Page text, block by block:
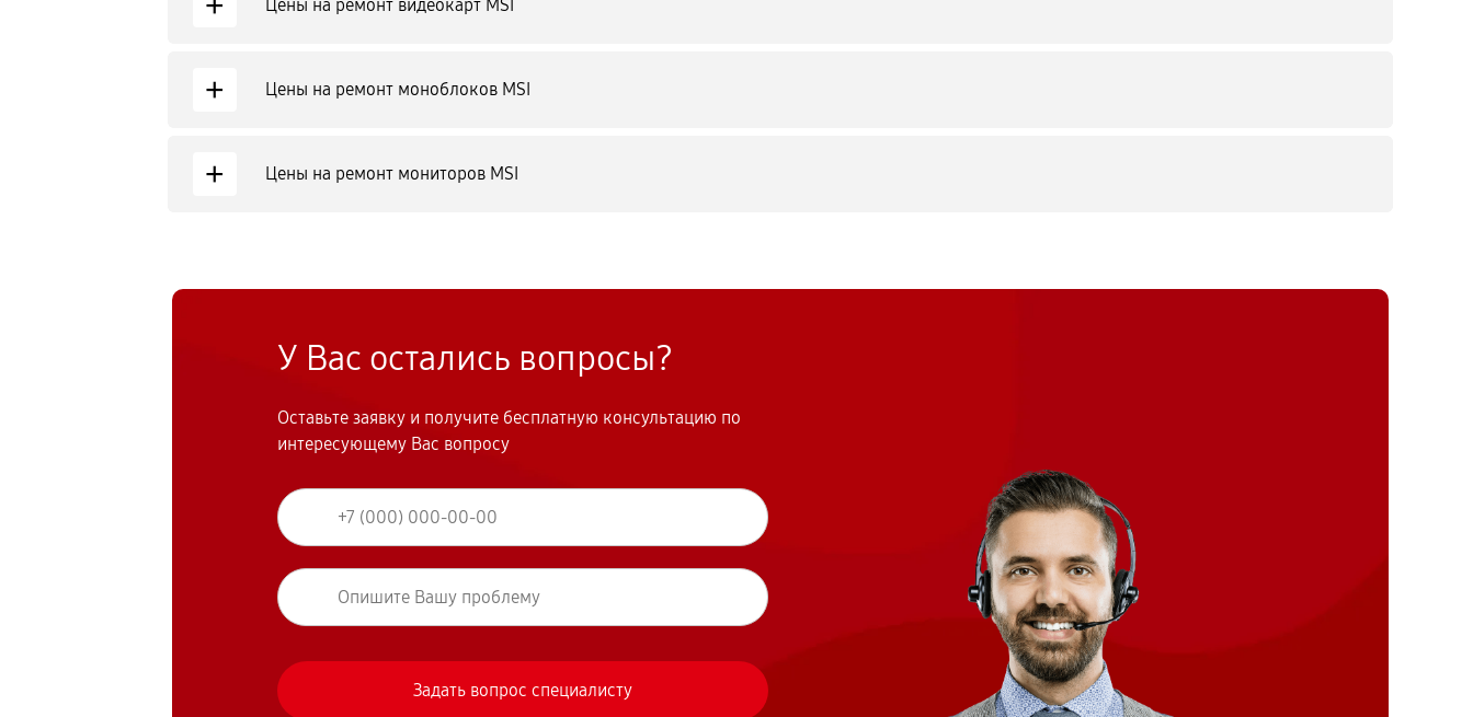
Цены на ремонт видеокарт MSI
+ Цены на ремонт моноблоков MSI
+ Цены на ремонт мониторов MSI
У Вас остались вопросы?
Оставьте заявку и получите бесплатную консультацию по
интересующему Вас вопросу